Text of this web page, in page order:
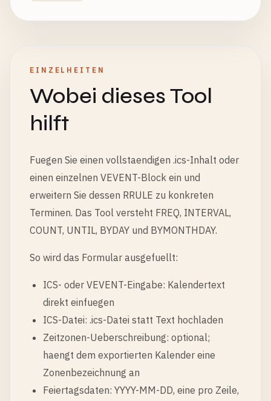
EINZELHEITEN
Wobei dieses Tool
hilft
Fuegen Sie einen vollstaendigen .ics-Inhalt oder
einen einzelnen VEVENT-Block ein und
erweitern Sie dessen RRULE zu konkreten
Terminen. Das Tool versteht FREQ, INTERVAL,
COUNT, UNTIL, BYDAY und BYMONTHDAY.
So wird das Formular ausgefuellt:
ICS- oder VEVENT-Eingabe: Kalendertext
direkt einfuegen
ICS-Datei: .ics-Datei statt Text hochladen
Zeitzonen-Ueberschreibung: optional;
haengt dem exportierten Kalender eine
Zonenbezeichnung an
Feiertagsdaten: YYYY-MM-DD, eine pro Zeile,